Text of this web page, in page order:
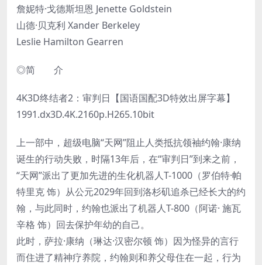
詹妮特·戈德斯坦恩 Jenette Goldstein
山德·贝克利 Xander Berkeley
Leslie Hamilton Gearren
◎简 介
4K3D终结者2：审判日【国语国配3D特效出屏字幕】
1991.dx3D.4K.2160p.H265.10bit
上一部中，超级电脑“天网”阻止人类抵抗领袖约翰·康纳
诞生的行动失败，时隔13年后，在“审判日”到来之前，
“天网”派出了更加先进的生化机器人T-1000（罗伯特·帕
特里克 饰）从公元2029年回到洛杉矶追杀已经长大的约
翰，与此同时，约翰也派出了机器人T-800（阿诺· 施瓦
辛格 饰）回去保护年幼的自己。
此时，萨拉·康纳（琳达·汉密尔顿 饰）因为怪异的言行
而住进了精神疗养院，约翰则和养父母住在一起，行为